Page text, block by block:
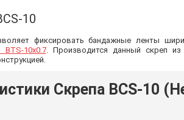
10
фиксировать бандажные ленты
10x0.7. Производится данный скреп
Скрепа BCS-10